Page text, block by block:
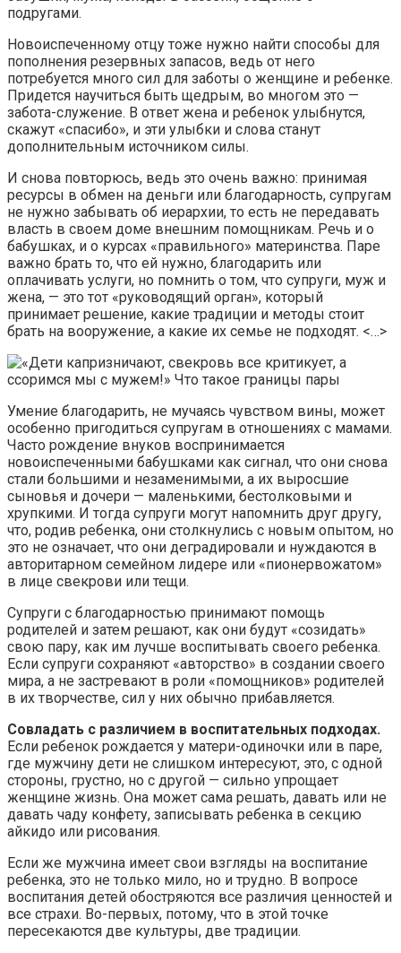
подругами.
Новоиспеченному отцу тоже нужно найти способы для
пополнения резервных запасов, ведь от него
потребуется много сил для заботы о женщине и ребенке.
Придется научиться быть щедрым, во многом это —
забота-служение. В ответ жена и ребенок улыбнутся,
скажут «спасибо», и эти улыбки и слова станут
дополнительным источником силы.
И снова повторюсь, ведь это очень важно: принимая
ресурсы в обмен на деньги или благодарность, супругам
не нужно забывать об иерархии, то есть не передавать
власть в своем доме внешним помощникам. Речь и о
бабушках, и о курсах «правильного» материнства. Паре
важно брать то, что ей нужно, благодарить или
оплачивать услуги, но помнить о том, что супруги, муж и
жена, — это тот «руководящий орган», который
принимает решение, какие традиции и методы стоит
брать на вооружение, а какие их семье не подходят. <…>
Умение благодарить, не мучаясь чувством вины, может
особенно пригодиться супругам в отношениях с мамами.
Часто рождение внуков воспринимается
новоиспеченными бабушками как сигнал, что они снова
стали большими и незаменимыми, а их выросшие
сыновья и дочери — маленькими, бестолковыми и
хрупкими. И тогда супруги могут напомнить друг другу,
что, родив ребенка, они столкнулись с новым опытом, но
это не означает, что они деградировали и нуждаются в
авторитарном семейном лидере или «пионервожатом»
в лице свекрови или тещи.
Супруги с благодарностью принимают помощь
родителей и затем решают, как они будут «созидать»
свою пару, как им лучше воспитывать своего ребенка.
Если супруги сохраняют «авторство» в создании своего
мира, а не застревают в роли «помощников» родителей
в их творчестве, сил у них обычно прибавляется.
Совладать с различием в воспитательных подходах.
Если ребенок рождается у матери-одиночки или в паре,
где мужчину дети не слишком интересуют, это, с одной
стороны, грустно, но с другой — сильно упрощает
женщине жизнь. Она может сама решать, давать или не
давать чаду конфету, записывать ребенка в секцию
айкидо или рисования.
Если же мужчина имеет свои взгляды на воспитание
ребенка, это не только мило, но и трудно. В вопросе
воспитания детей обостряются все различия ценностей и
все страхи. Во-первых, потому, что в этой точке
пересекаются две культуры, две традиции.